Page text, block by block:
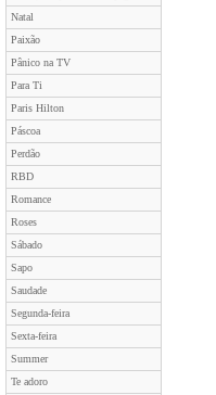
Natal
Paixão
Pânico na TV
Para Ti
Paris Hilton
Páscoa
Perdão
RBD
Romance
Roses
Sábado
Sapo
Saudade
Segunda-feira
Sexta-feira
Summer
Te adoro